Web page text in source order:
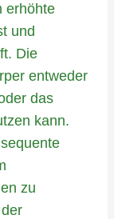
erhöhte
und
Die
entweder
das
kann.
zu